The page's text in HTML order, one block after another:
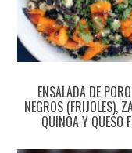
ENSALADA DE
NEGROS (FRIJOLES),
QUINOA Y QUESO